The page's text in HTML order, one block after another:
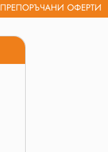
ПРЕПОРЪЧАНИ ОФЕРТИ